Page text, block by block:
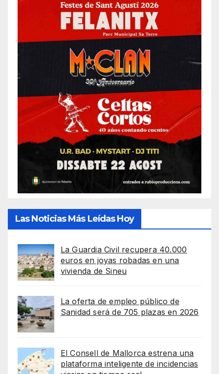
Las Noticias Más Leídas Hoy
La Guardia Civil recupera 40.000
euros en joyas robadas en una
vivienda de Sineu
La oferta de empleo público de
Sanidad será de 705 plazas en 2026
El Consell de Mallorca estrena una
plataforma inteligente de incidencias